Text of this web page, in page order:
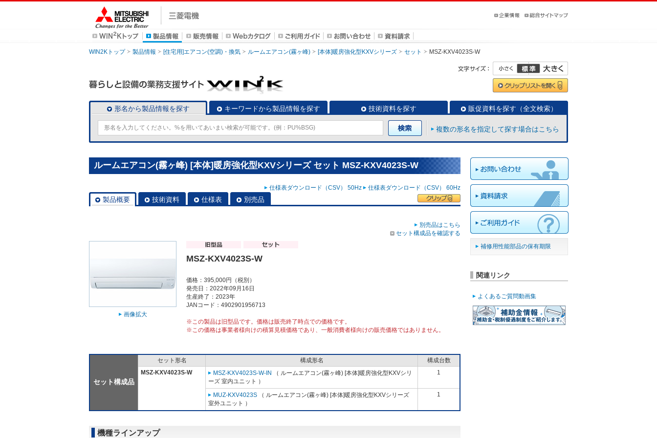
WIN2Kトップ 製品情報 [住宅用]エアコン(空調)・換気 ルームエアコン(霧ヶ峰) [本体]暖房強化型KXVシリーズ セット MSZ-KXV4023S-W
形名から製品情報を探す キーワードから製品情報を探す 技術資料を探す 販促資料を探す（全文検索）
複数の形名を指定して探す場合はこちら
ルームエアコン(霧ヶ峰) [本体]暖房強化型KXVシリーズ セット MSZ-KXV4023S-W
仕様表ダウンロード（CSV） 50Hz 仕様表ダウンロード（CSV） 60Hz
製品概要 技術資料 仕様表 別売品
別売品はこちら
セット構成品を確認する
画像拡大
MSZ-KXV4023S-W
価格：395,000円（税別）
発売日：2022年09月16日
生産終了：2023年
JANコード：4902901956713
※この製品は旧型品です。価格は販売終了時点での価格です。
※この価格は事業者様向けの積算見積価格であり、一般消費者様向けの販売価格ではありません。
セット構成品
セット形名 構成形名
構成台数
MSZ-KXV4023S-W
MSZ-KXV4023S-W-IN
（ ルームエアコン(霧ヶ峰) [本体]暖房強化型KXVシリ
ーズ 室内ユニット ）
1
MUZ-KXV4023S （ ルームエアコン(霧ヶ峰) [本体]暖房強化型KXVシリーズ
室外ユニット ）
1
機種ラインアップ
補修用性能部品の保有期限
関連リンク
よくあるご質問動画集